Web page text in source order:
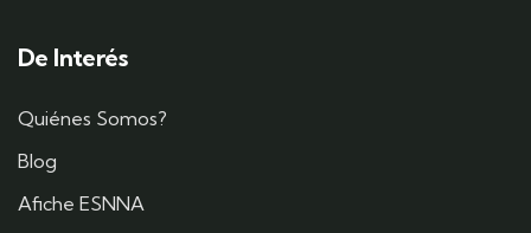
De Interés
Quiénes Somos?
Blog
Afiche ESNNA